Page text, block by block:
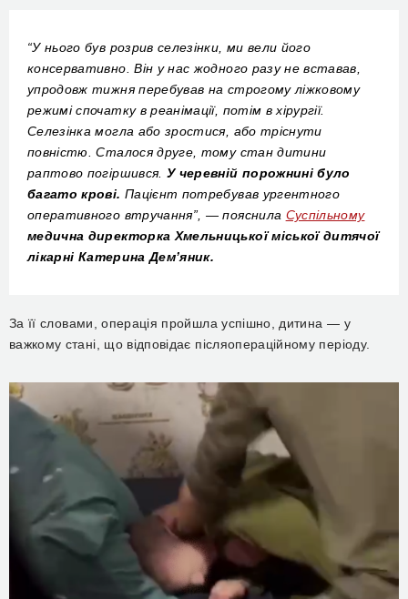
“У нього був розрив селезінки, ми вели його
консервативно. Він у нас жодного разу не вставав,
упродовж тижня перебував на строгому ліжковому
режимі спочатку в реанімації, потім в хірургії.
Селезінка могла або зростися, або тріснути
повністю. Сталося друге, тому стан дитини
раптово погіршився.У черевній порожнині було
багато крові. Пацієнт потребував ургентного
оперативного втручання”, — пояснила Суспільному
медична директорка Хмельницької міської дитячої
лікарні Катерина Дем’яник.
За її словами, операція пройшла успішно, дитина — у
важкому стані, що відповідає післяопераційному періоду.